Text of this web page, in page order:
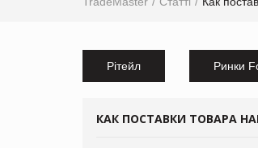
Рітейл Ринки
КАК ПОСТАВКИ ТОВАРА